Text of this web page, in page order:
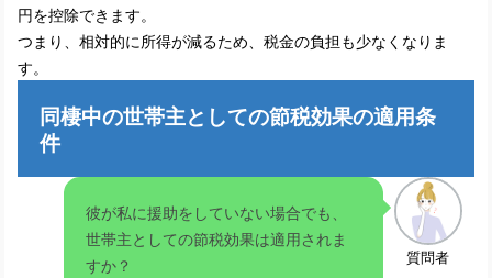
円を控除できます。
つまり、相対的に所得が減るため、税金の負担も少なくなりま
す。
同棲中の世帯主としての節税効果の適用条
件
彼が私に援助をしていない場合でも、
世帯主としての節税効果は適用されま
すか？
質問者